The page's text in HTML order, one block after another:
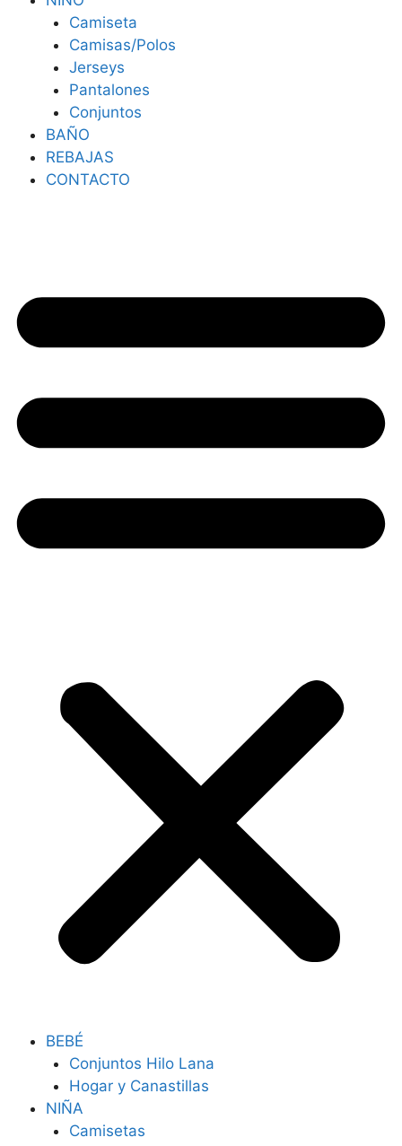
Camiseta
Camisas/Polos
Jerseys
Pantalones
Conjuntos
BAÑO
REBAJAS
CONTACTO
BEBÉ
Conjuntos Hilo Lana
Hogar y Canastillas
NIÑA
Camisetas